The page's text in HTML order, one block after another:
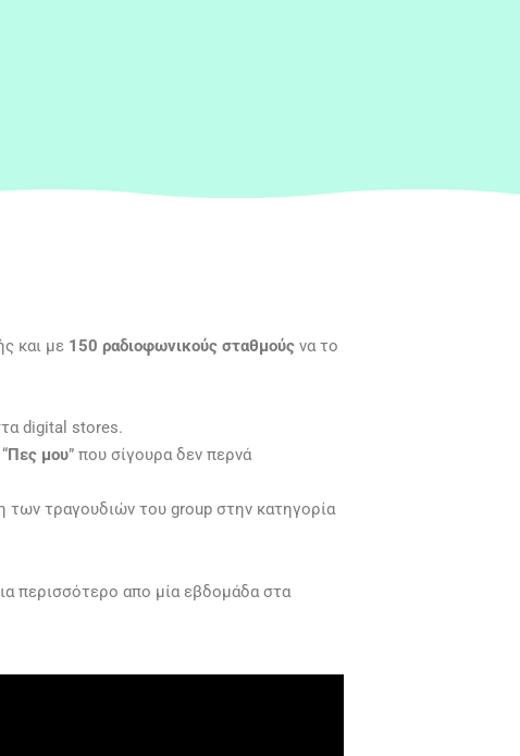
και με 150 ραδιοφωνικούς σταθμούς να το
digital stores.
Πες μου” που σίγουρα δεν περνά
των τραγουδιών του group στην κατηγορία
περισσότερο απο μία εβδομάδα στα